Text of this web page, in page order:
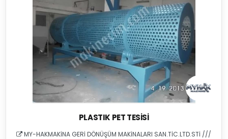
PLASTIK PET TESISI
MY-HAKMAKİNA GERİ DÖNÜŞÜM MAKİNALARI SAN.TİC.LTD.STİ ///